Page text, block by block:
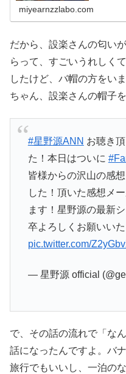
miyearnzzlabo.com
だから、設楽さんの匂い
らって、すごいうれしく
したけど、バ帽の方をい
ちゃん、設楽さんの帽子
#星野源ANN お聴き
た！本日はついに
皆様からの沢山の感
した！頂いた感想メ
ます！星野源の最新
卒よろしくお願いいた
pic.twitter.com/
— 星野源 official
で、その話の流れで「な
話になったんですよ。バ
旅行でもいいし、一泊の